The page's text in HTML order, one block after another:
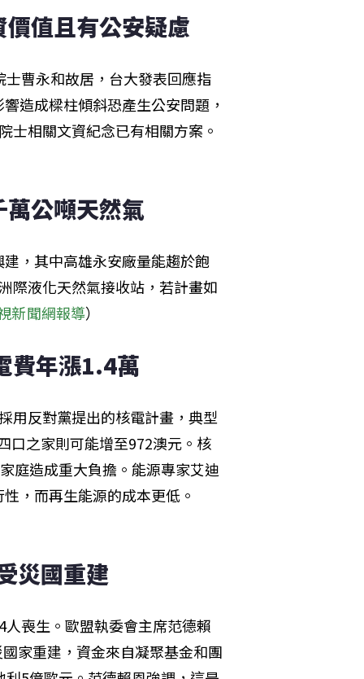
值且有公安疑慮
曹永和故居，台大發表回應指
造成樑柱傾斜恐產生公安問題，
士相關文資紀念已有相關方案。
公噸天然氣
，其中高雄永安廠量能趨於飽
際液化天然氣接收站，若計畫如
新聞網報導）
費年漲1.4萬
用反對黨提出的核電計畫，典型
口之家則可能增至972澳元。核
庭造成重大負擔。能源專家艾迪
，而再生能源的成本更低。
災國重建
喪生。歐盟執委會主席范德賴
家重建，資金來自凝聚基金和團